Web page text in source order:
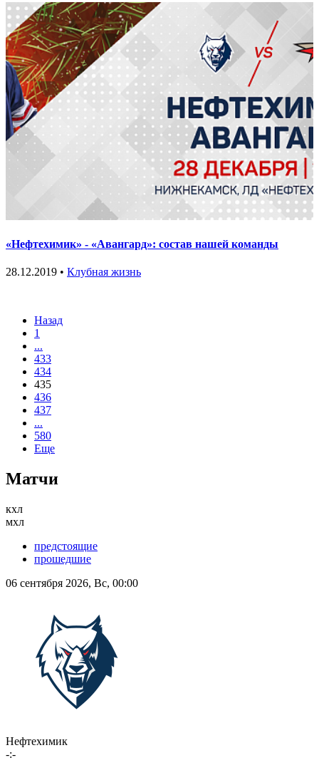
«Нефтехимик» - «Авангард»: состав нашей команды
28.12.2019 • Клубная жизнь
Назад
1
...
433
434
435
436
437
...
580
Еще
Матчи
кхл
мхл
предстоящие
прошедшие
06 сентября 2026, Вс, 00:00
Нефтехимик
-:-